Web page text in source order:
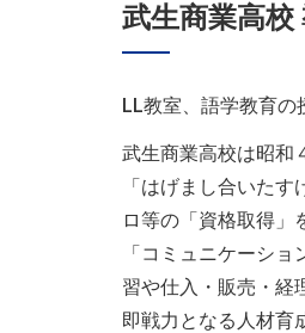
武生商業高校
LL教室、語学教育の
武生商業高校は昭和
「はげまし合いた
ロ等の「資格取得」
「コミュニケーシ
習や仕入・販売・経
即戦力となる人材育